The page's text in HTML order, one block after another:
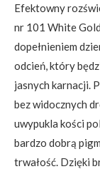
Efektowny
nr 101 White
dopełnieniem
odcień, który
jasnych karnacji.
bez widocznych
uwypukla kości
bardzo dobrą
trwałość. Dzięki